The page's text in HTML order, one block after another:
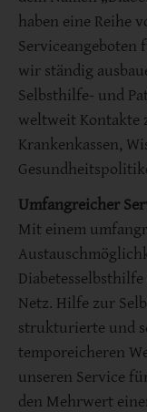
haben eine Reihe
wir ständig
Selbsthilfe- und
weltweit Kontakte
Krankenkassen,
Umfangreicher
Mit einem
Netz. Hilfe zur
strukturierte und
temporeicheren
unseren Service
den Mehrwert